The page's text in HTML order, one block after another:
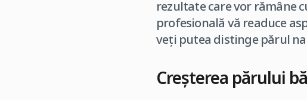
rezultate care vor rămâne
profesională vă readuce
veți putea distinge părul
Creșterea părului